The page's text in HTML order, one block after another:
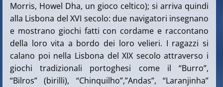
Morris, Howel Dha, un gioco celtico); si arriva quindi
alla Lisbona del XVI secolo: due navigatori insegnano
e mostrano giochi fatti con cordame e raccontano
della loro vita a bordo dei loro velieri. I ragazzi si
calano poi nella Lisbona del XIX secolo attraverso i
giochi tradizionali portoghesi come il “Burro”,
“Bilros” (birilli), “Chinquilho”,”Andas”, “Laranjinha”